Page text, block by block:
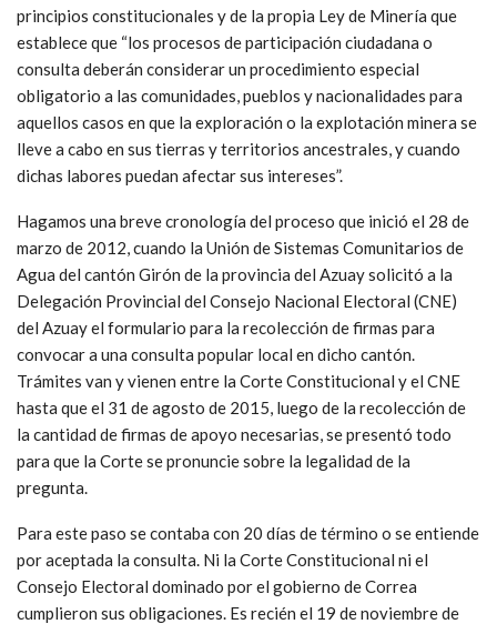
principios constitucionales y de la propia Ley de Minería que
establece que “los procesos de participación ciudadana o
consulta deberán considerar un procedimiento especial
obligatorio a las comunidades, pueblos y nacionalidades para
aquellos casos en que la exploración o la explotación minera se
lleve a cabo en sus tierras y territorios ancestrales, y cuando
dichas labores puedan afectar sus intereses”.
Hagamos una breve cronología del proceso que inició el 28 de
marzo de 2012, cuando la Unión de Sistemas Comunitarios de
Agua del cantón Girón de la provincia del Azuay solicitó a la
Delegación Provincial del Consejo Nacional Electoral (CNE)
del Azuay el formulario para la recolección de firmas para
convocar a una consulta popular local en dicho cantón.
Trámites van y vienen entre la Corte Constitucional y el CNE
hasta que el 31 de agosto de 2015, luego de la recolección de
la cantidad de firmas de apoyo necesarias, se presentó todo
para que la Corte se pronuncie sobre la legalidad de la
pregunta.
Para este paso se contaba con 20 días de término o se entiende
por aceptada la consulta. Ni la Corte Constitucional ni el
Consejo Electoral dominado por el gobierno de Correa
cumplieron sus obligaciones. Es recién el 19 de noviembre de